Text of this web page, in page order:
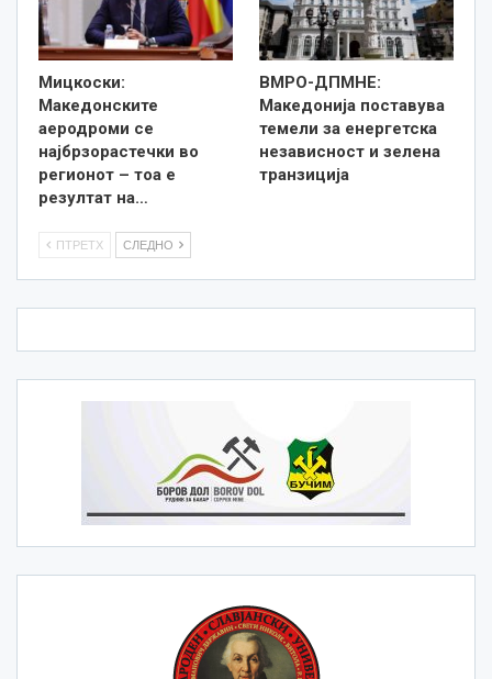
Мицкоски:
Македонските
аеродроми се
најбрзорастечки во
регионот – тоа е
резултат на…
ВМРО-ДПМНЕ:
Македонија поставува
темели за енергетска
независност и зелена
транзиција
ПТРЕТХ СЛЕДНО